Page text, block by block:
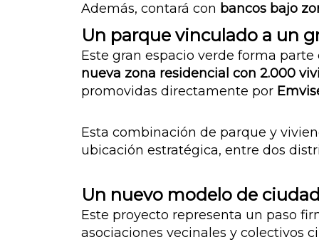
Además, contará con bancos bajo
Un parque vinculado a un
Este gran espacio verde forma parte
nueva zona residencial con 2.000
promovidas directamente por
Esta combinación de parque y
ubicación estratégica, entre dos
Un nuevo modelo de
Este proyecto representa un paso
asociaciones vecinales y colectivos